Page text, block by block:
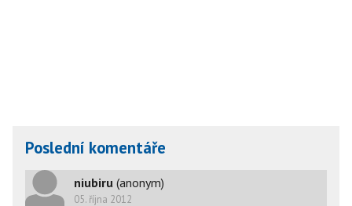
Poslední komentáře
niubiru (anonym)
05. října 2012